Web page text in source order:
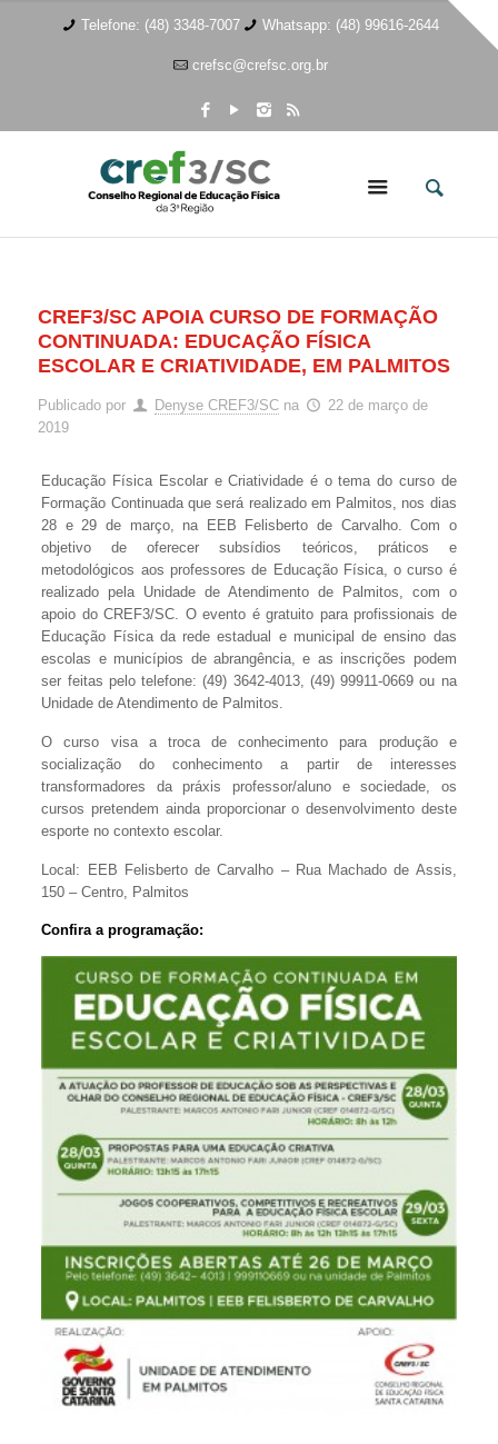
Telefone: (48) 3348-7007 Whatsapp: (48) 99616-2644
crefsc@crefsc.org.br
CREF3/SC APOIA CURSO DE FORMAÇÃO
CONTINUADA: EDUCAÇÃO FÍSICA
ESCOLAR E CRIATIVIDADE, EM PALMITOS
Publicado por Denyse CREF3/SC na
22 de março de
2019
Educação Física Escolar e Criatividade é o tema do curso de
Formação Continuada que será realizado em Palmitos, nos dias
28 e 29 de março, na EEB Felisberto de Carvalho. Com o
objetivo de oferecer subsídios teóricos, práticos e
metodológicos aos professores de Educação Física, o curso é
realizado pela Unidade de Atendimento de Palmitos, com o
apoio do CREF3/SC. O evento é gratuito para profissionais de
Educação Física da rede estadual e municipal de ensino das
escolas e municípios de abrangência, e as inscrições podem
ser feitas pelo telefone: (49) 3642-4013, (49) 99911-0669 ou na
Unidade de Atendimento de Palmitos.
O curso visa a troca de conhecimento para produção e
socialização do conhecimento a partir de interesses
transformadores da práxis professor/aluno e sociedade, os
cursos pretendem ainda proporcionar o desenvolvimento deste
esporte no contexto escolar.
Local: EEB Felisberto de Carvalho – Rua Machado de Assis,
150 – Centro, Palmitos
Confira a programação: